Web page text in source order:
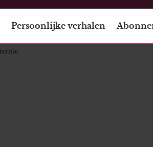
Persoonlijke verhalen